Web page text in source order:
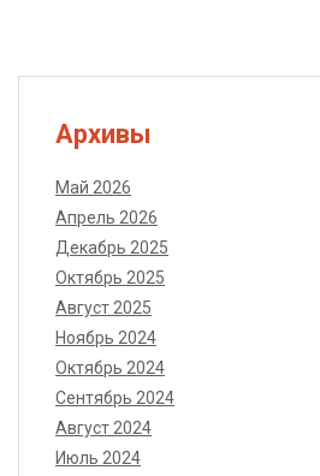
Архивы
Май 2026
Апрель 2026
Декабрь 2025
Октябрь 2025
Август 2025
Ноябрь 2024
Октябрь 2024
Сентябрь 2024
Август 2024
Июль 2024